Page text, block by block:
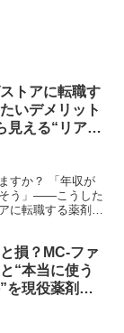
トアに転職す
いデメリット
見える“リアル
すか？ 「年収が
そう」——こうした
に転職する薬剤師
損？MC-ファ
“本当に使う
を現役薬剤師